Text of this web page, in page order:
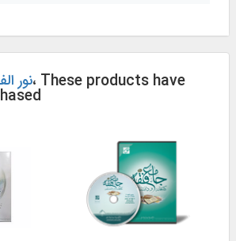
نور، These products have